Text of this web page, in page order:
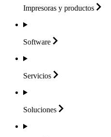
Impresoras y productos
Software
Servicios
Soluciones